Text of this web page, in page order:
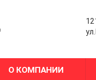
О КОМПАНИИ